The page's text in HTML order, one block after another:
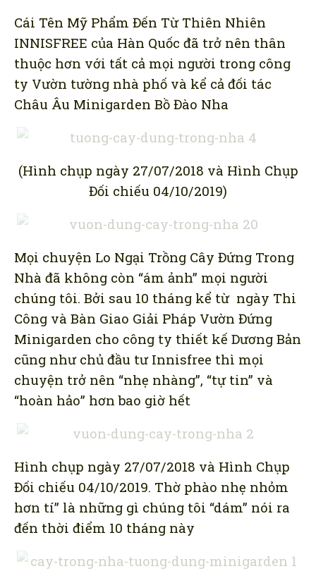
Cái Tên Mỹ Phẩm Đến Từ Thiên Nhiên
INNISFREE của Hàn Quốc đã trở nên thân
thuộc hơn với tất cả mọi người trong công
ty Vườn tường nhà phố và kể cả đối tác
Châu Âu Minigarden Bồ Đào Nha
(Hình chụp ngày 27/07/2018 và Hình Chụp
Đối chiếu 04/10/2019)
Mọi chuyện Lo Ngại Trồng Cây Đứng Trong
Nhà đã không còn “ám ảnh” mọi người
chúng tôi. Bởi sau 10 tháng kể từ ngày Thi
Công và Bàn Giao Giải Pháp Vườn Đứng
Minigarden cho công ty thiết kế Dương Bản
cũng như chủ đầu tư Innisfree thì mọi
chuyện trở nên “nhẹ nhàng”, “tự tin” và
“hoàn hảo” hơn bao giờ hết
Hình chụp ngày 27/07/2018 và Hình Chụp
Đối chiếu 04/10/2019. Thờ phào nhẹ nhỏm
hơn tí” là những gì chúng tôi “dám” nói ra
đến thời điểm 10 tháng này